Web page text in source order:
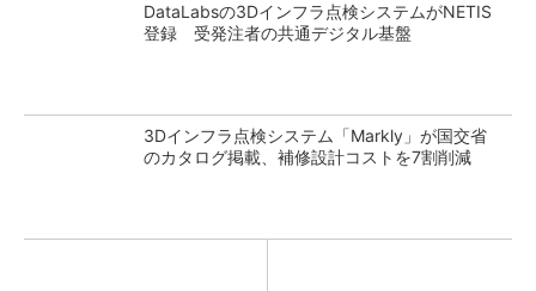
DataLabsの3Dインフラ点検システムがNETIS
登録 受発注者の共通デジタル基盤
3Dインフラ点検システム「Markly」が国交省
のカタログ掲載、補修設計コストを7割削減